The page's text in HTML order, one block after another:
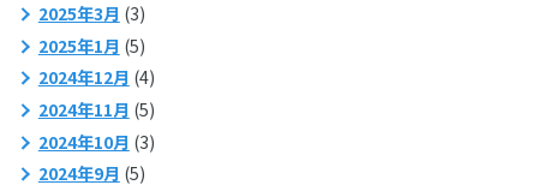
2025年3月 (3)
2025年1月 (5)
2024年12月 (4)
2024年11月 (5)
2024年10月 (3)
2024年9月 (5)